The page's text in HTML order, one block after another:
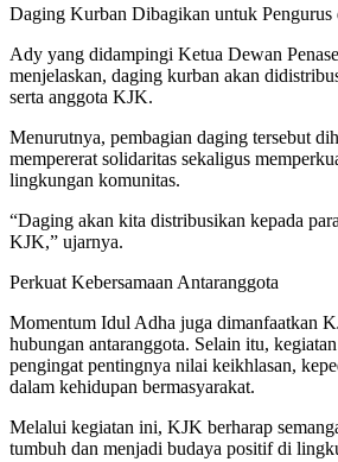
Daging Kurban Dibagikan untuk Pengurus
Ady yang didampingi Ketua Dewan
menjelaskan, daging kurban akan
serta anggota KJK.
Menurutnya, pembagian daging tersebut
mempererat solidaritas sekaligus
lingkungan komunitas.
“Daging akan kita distribusikan kepada
KJK,” ujarnya.
Perkuat Kebersamaan Antaranggota
Momentum Idul Adha juga dimanfaatkan
hubungan antaranggota. Selain itu,
pengingat pentingnya nilai keikhlasan,
dalam kehidupan bermasyarakat.
Melalui kegiatan ini, KJK berharap
tumbuh dan menjadi budaya positif di